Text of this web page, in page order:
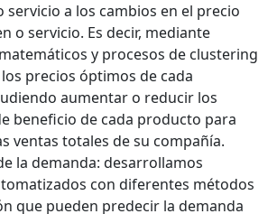
servicio a los cambios en el precio
o servicio. Es decir, mediante
y procesos de clustering
precios óptimos de cada
aumentar o reducir los
beneficio de cada producto para
ventas totales de su compañía.
la demanda: desarrollamos
con diferentes métodos
que pueden predecir la demanda